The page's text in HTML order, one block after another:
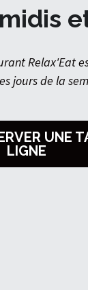
Relax'Eat
jours de la
UNE
LIGNE